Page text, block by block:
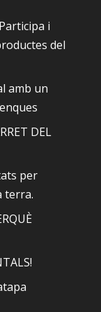
i
del
amb un
DEL
per
terra.